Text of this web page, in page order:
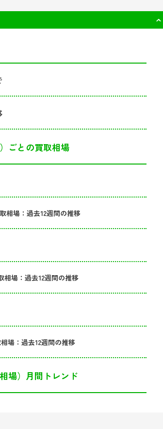
ごとの買取相場
相場：過去12週間の推移
相場：過去12週間の推移
場：過去12週間の推移
場）月間トレンド